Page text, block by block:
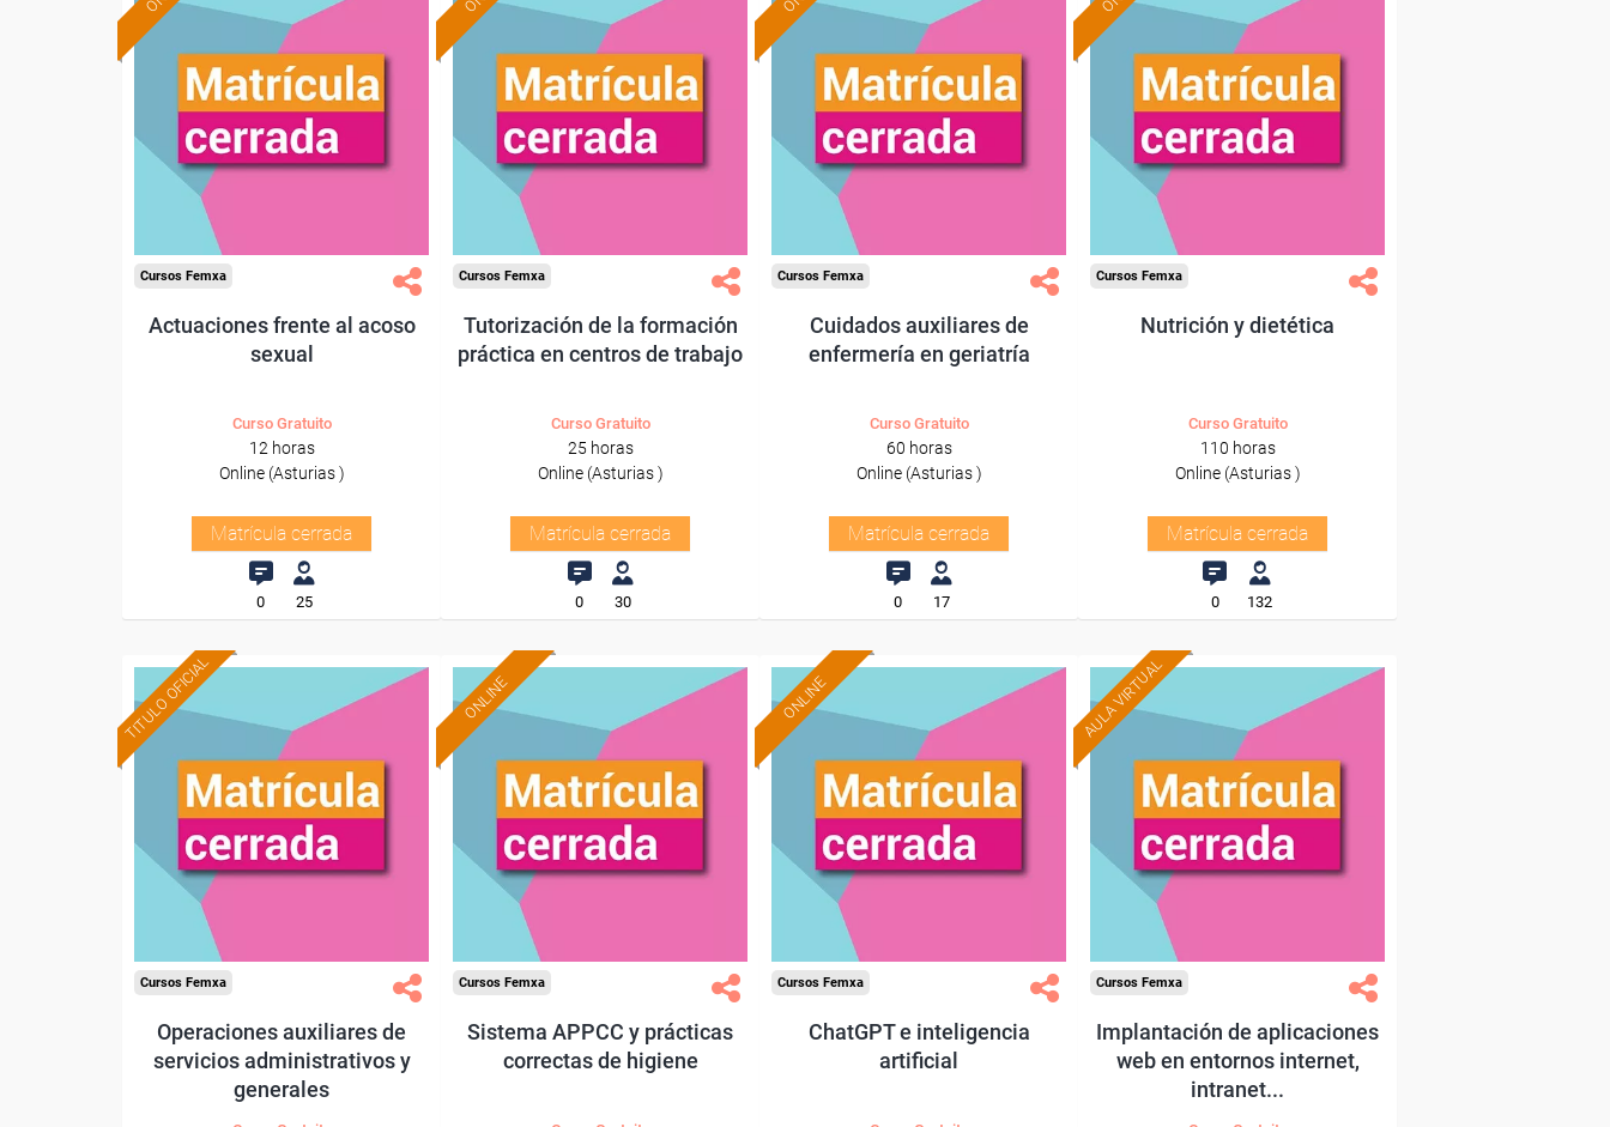
Cursos Femxa
Actuaciones frente al acoso
sexual
Curso Gratuito
12 horas
Online (Asturias )
Matrícula cerrada
0 25
Cursos Femxa
Tutorización de la formación
práctica en centros de trabajo
Curso Gratuito
25 horas
Online (Asturias )
Matrícula cerrada
0 30
Cursos Femxa
Cuidados auxiliares de
enfermería en geriatría
Curso Gratuito
60 horas
Online (Asturias )
Matrícula cerrada
0 17
Cursos Femxa
Nutrición y dietética
Curso Gratuito
110 horas
Online (Asturias )
Matrícula cerrada
0 132
TITULO OFICIAL
Cursos Femxa
Operaciones auxiliares de
servicios administrativos y
generales
ONLINE
Cursos Femxa
Sistema APPCC y prácticas
correctas de higiene
ONLINE
Cursos Femxa
ChatGPT e inteligencia
artificial
AULA VIRTUAL
Cursos Femxa
Implantación de aplicaciones
web en entornos internet,
intranet...